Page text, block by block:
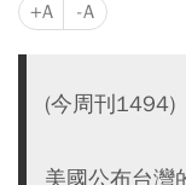
+A -A
(今周刊1494)
美國公布台灣